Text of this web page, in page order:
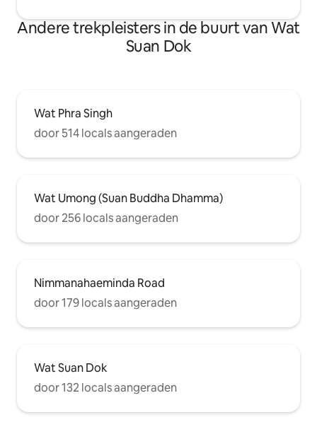
Andere trekpleisters in de buurt van Wat
Suan Dok
Wat Phra Singh
door 514 locals aangeraden
Wat Umong (Suan Buddha Dhamma)
door 256 locals aangeraden
Nimmanahaeminda Road
door 179 locals aangeraden
Wat Suan Dok
door 132 locals aangeraden